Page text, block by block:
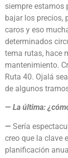
siempre estamos
bajar los precios,
caros y eso
determinados
tema rutas, hace
mantenimiento.
Ruta 40. Ojalá
de algunos
— La última:
— Sería
creo que la clave
planificación